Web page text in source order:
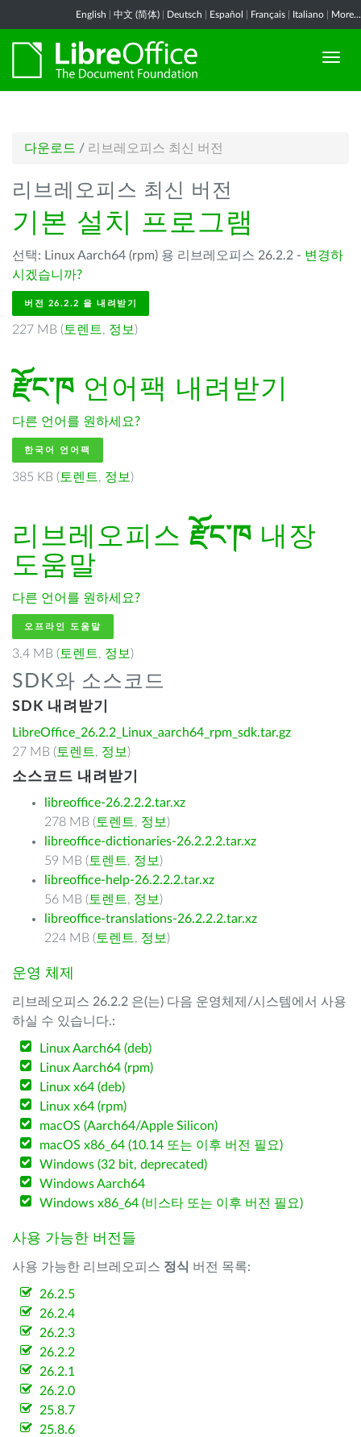
English 中文 (简体) Deutsch Español Français Italiano More...
다운로드 / 리브레오피스 최신 버전
리브레오피스 최신 버전
기본 설치 프로그램
선택: Linux Aarch64 (rpm) 용 리브레오피스 26.2.2 - 변경하
시겠습니까?
버전 26.2.2 을 내려받기
227 MB ( 토렌트, 정보 )
རྫོང་ཁ 언어팩 내려받기
다른 언어를 원하세요?
한국어 언어팩
385 KB ( 토렌트, 정보 )
리브레오피스 རྫོང་ཁ 내장
도움말
다른 언어를 원하세요?
오프라인 도움말
3.4 MB ( 토렌트, 정보 )
SDK와 소스코드
SDK 내려받기
LibreOffice_26.2.2_Linux_aarch64_rpm_sdk.tar.gz
27 MB ( 토렌트, 정보 )
소스코드 내려받기
libreoffice-26.2.2.2.tar.xz
278 MB ( 토렌트, 정보 )
libreoffice-dictionaries-26.2.2.2.tar.xz
59 MB ( 토렌트, 정보 )
libreoffice-help-26.2.2.2.tar.xz
56 MB ( 토렌트, 정보 )
libreoffice-translations-26.2.2.2.tar.xz
224 MB ( 토렌트, 정보 )
운영 체제
리브레오피스 26.2.2 은(는) 다음 운영체제/시스템에서 사용
하실 수 있습니다.:
Linux Aarch64 (deb)
Linux Aarch64 (rpm)
Linux x64 (deb)
Linux x64 (rpm)
macOS (Aarch64/Apple Silicon)
macOS x86_64 (10.14 또는 이후 버전 필요)
Windows (32 bit, deprecated)
Windows Aarch64
Windows x86_64 (비스타 또는 이후 버전 필요)
사용 가능한 버전들
사용 가능한 리브레오피스 정식 버전 목록:
26.2.5
26.2.4
26.2.3
26.2.2
26.2.1
26.2.0
25.8.7
25.8.6